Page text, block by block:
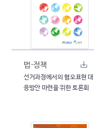
법·정책
선거과정에서의 혐오표현 대
응방안 마련을 위한 토론회